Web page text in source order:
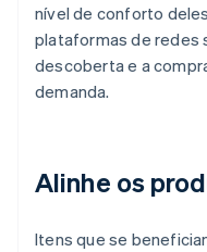
nível de conforto
plataformas de redes
descoberta e a
demanda.
Alinhe os
Itens que se